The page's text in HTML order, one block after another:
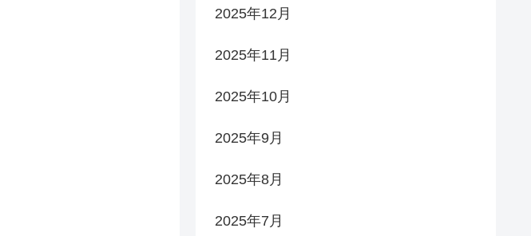
2025年12月
2025年11月
2025年10月
2025年9月
2025年8月
2025年7月